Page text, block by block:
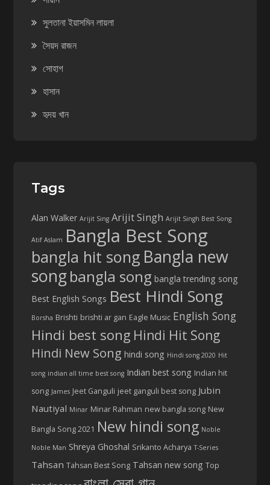
সুলতানা ইয়াসমিন লায়লা
সৈয়দ রাজন
সোহাগ
হাসান
হৃদয় খান
Tags
Alan Walker Arijit Sing Arijit Singh Arijit Singh Best Song
Atif Aslam Bangla Best Song
bangla hit song Bangla new
songbangla song bangla trending song
Best English Songs Best Hindi Song
Borsha Brishti brishti ar gan Eagle Music English Song
Hindi best song Hindi Hit Song
Hindi New Song hindi song Hindi song 2020 Hit
song indian all time best song Indian best song Indian hit
song James Jeet Ganguli jeet ganguli best song Jubin
Nautiyal Minar Minar Rahman new bangla song New
Bangla Song 2021 New hindi song Noble
Noble Man Shreya Ghoshal Srikanto Acharya T-Series
Tahsan Tahsan Best Song Tahsan new song Top